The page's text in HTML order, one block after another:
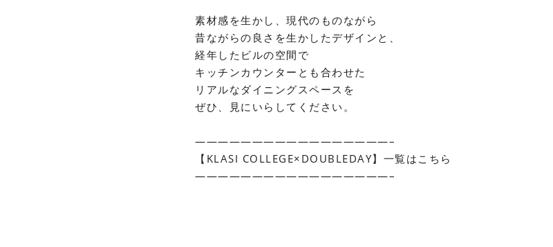
素材感を生かし、現代のものながら
昔ながらの良さを生かしたデザインと、
経年したビルの空間で
キッチンカウンターとも合わせた
リアルなダイニングスペースを
ぜひ、見にいらしてください。
—————————————————–
【KLASI COLLEGE×DOUBLEDAY】一覧はこちら
—————————————————–